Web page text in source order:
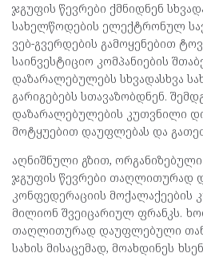
ჯგუფის წევრები ქმნიდნენ
სახელწოდების ელექტრონულ
ვებ-გვერდების გამოყენებით
საინვესტიციო კომპანიების
დაზარალებულებს სხვადასხვა
გარიგებებს სთავაზობდნენ.
დაზარალებულების კუთვნილი
მოტყუებით დაუფლებას და
აღნიშნული გზით,
ჯგუფის წევრები თაღლითურად
კონფედერაციის მოქალაქეების
მილიონ შვეიცარიულ ფრანკს.
თაღლითურად დაუფლებული
სახის მისაცემად, მოახდინეს